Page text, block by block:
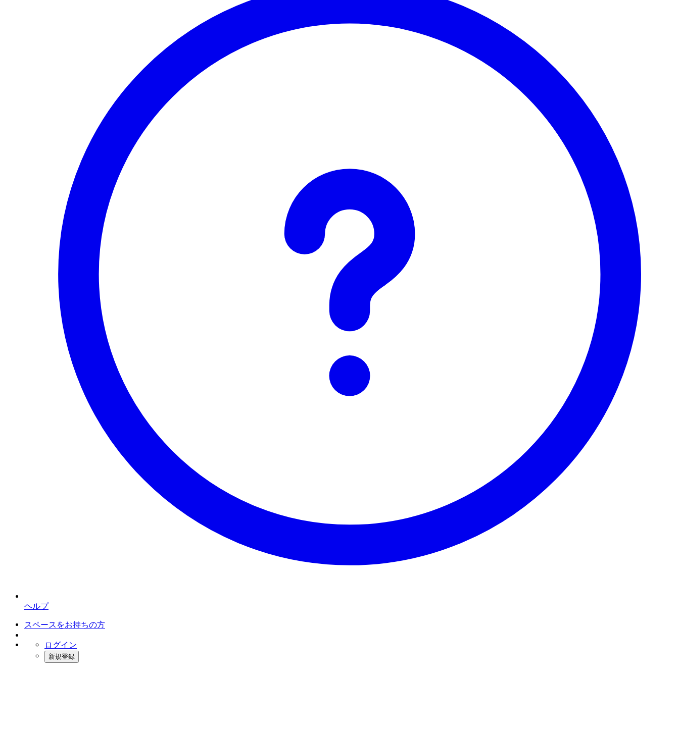
ヘルプ
スペースをお持ちの方
ログイン
新規登録